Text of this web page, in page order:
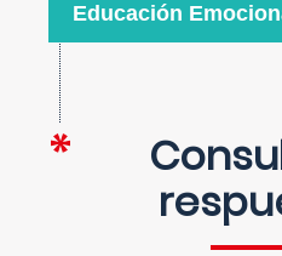
Educación